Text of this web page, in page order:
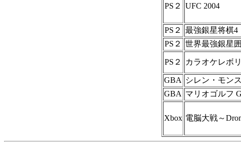
PS２ UFC 2004
PS２ 最強銀星将棋4
PS２
世界最強銀星
PS２ カラオケレボ
GBA シレン・モン
GBA マリオゴルフ
Xbox 電脳大戦～